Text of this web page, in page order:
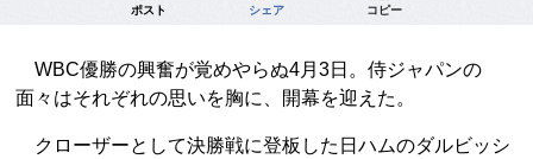
ポスト シェア コピー
WBC優勝の興奮が覚めやらぬ4月3日。侍ジャパンの
面々はそれぞれの思いを胸に、開幕を迎えた。
クローザーとして決勝戦に登板した日ハムのダルビッシ